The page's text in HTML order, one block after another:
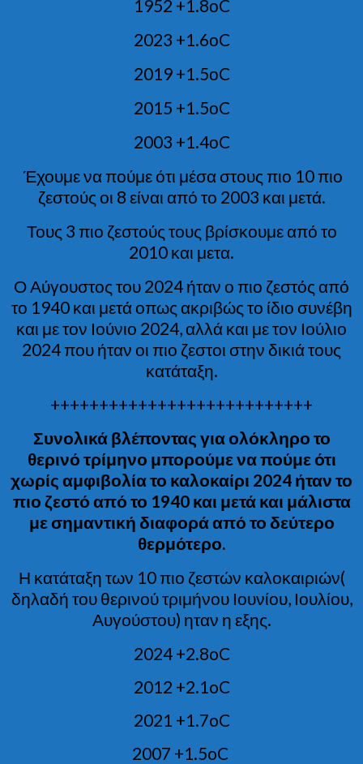
1952 +1.8οC
2023 +1.6οC
2019 +1.5οC
2015 +1.5οC
2003 +1.4οC
Έχουμε να πούμε ότι μέσα στους πιο 10 πιο
ζεστούς οι 8 είναι από το 2003 και μετά.
Τους 3 πιο ζεστούς τους βρίσκουμε από το
2010 και μετα.
Ο Αύγουστος του 2024 ήταν ο πιο ζεστός από
το 1940 και μετά οπως ακριβώς το ίδιο συνέβη
και με τον Ιούνιο 2024, αλλά και με τον Ιούλιο
2024 που ήταν οι πιο ζεστοι στην δικιά τους
κατάταξη.
+++++++++++++++++++++++++++
Συνολικά βλέποντας για ολόκληρο το
θερινό τρίμηνο μπορούμε να πούμε ότι
χωρίς αμφιβολία το καλοκαίρι 2024 ήταν το
πιο ζεστό από το 1940 και μετά και μάλιστα
με σημαντική διαφορά από το δεύτερο
θερμότερο.
Η κατάταξη των 10 πιο ζεστών καλοκαιριών(
δηλαδή του θερινού τριμήνου Ιουνίου, Ιουλίου,
Αυγούστου) ηταν η εξης.
2024 +2.8oC
2012 +2.1oC
2021 +1.7oC
2007 +1.5oC